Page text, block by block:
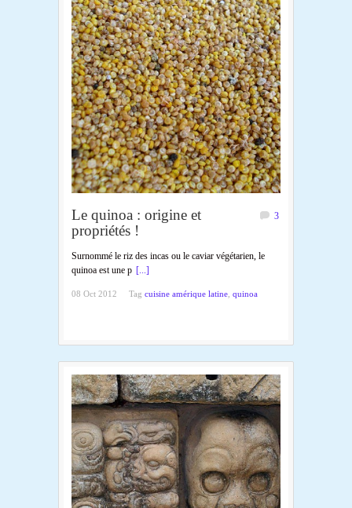
Le quinoa : origine et
propriétés !
3
Surnommé le riz des incas ou le caviar végétarien, le
quinoa est une p [...]
08 Oct 2012 Tag cuisine amérique latine quinoa